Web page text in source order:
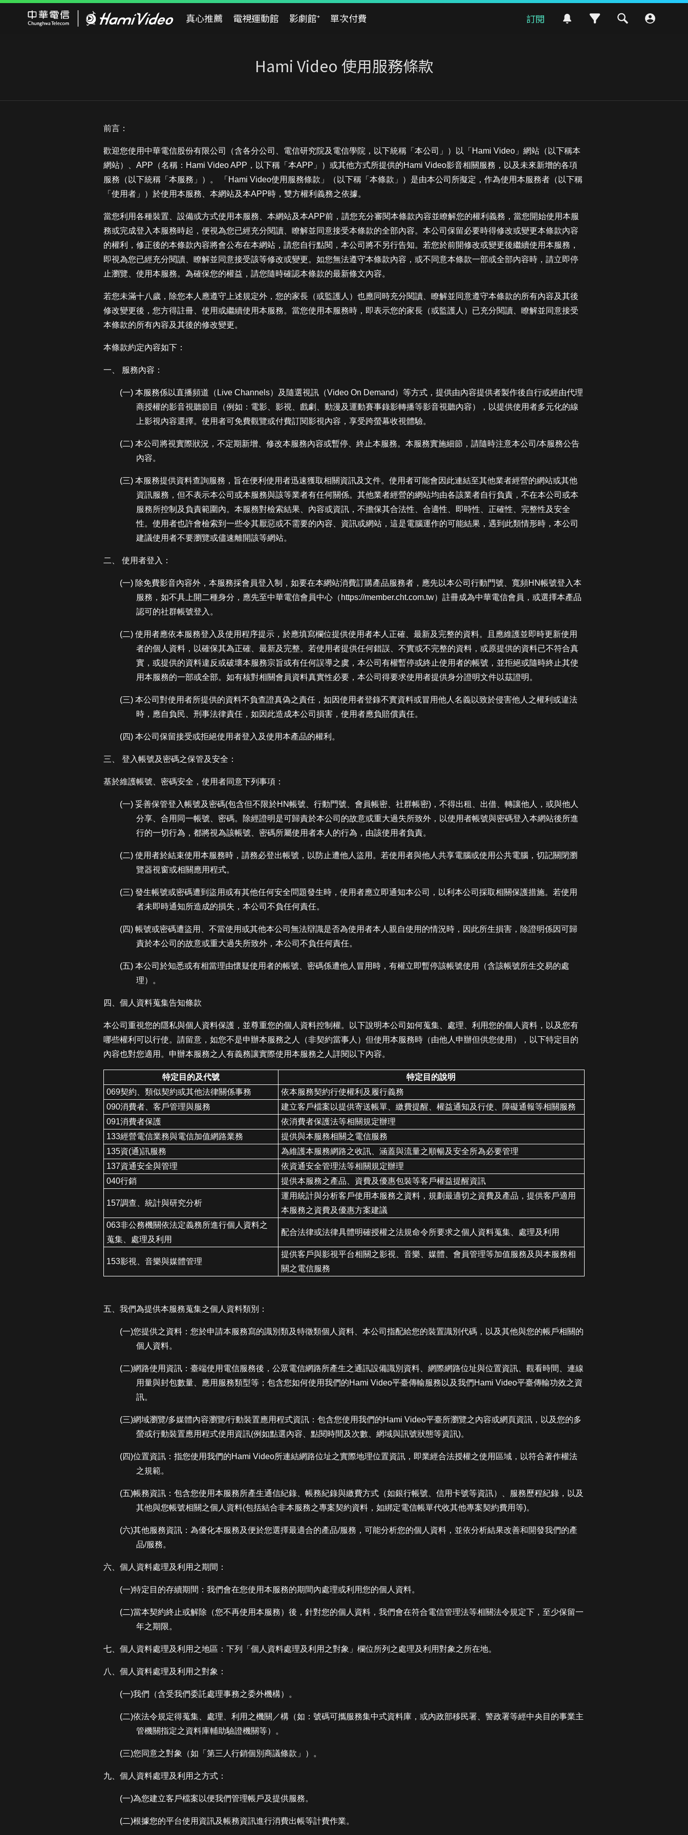
真心推薦 電視運動館 影劇館⁺ 單次付費 訂閱
Hami Video 使用服務條款
前言：
歡迎您使用中華電信股份有限公司（含各分公司、電信研究院及電信學院，以下統稱「本公司」）以「Hami Video」網站（以下稱本
網站）、APP（名稱：Hami Video APP，以下稱「本APP」）或其他方式所提供的Hami Video影音相關服務，以及未來新增的各項
服務（以下統稱「本服務」）。 「Hami Video使用服務條款」（以下稱「本條款」）是由本公司所擬定，作為使用本服務者（以下稱
「使用者」）於使用本服務、本網站及本APP時，雙方權利義務之依據。
當您利用各種裝置、設備或方式使用本服務、本網站及本APP前，請您充分審閱本條款內容並瞭解您的權利義務，當您開始使用本服
務或完成登入本服務時起，便視為您已經充分閱讀、瞭解並同意接受本條款的全部內容。本公司保留必要時得修改或變更本條款內容
的權利，修正後的本條款內容將會公布在本網站，請您自行點閱，本公司將不另行告知。若您於前開修改或變更後繼續使用本服務，
即視為您已經充分閱讀、瞭解並同意接受該等修改或變更。如您無法遵守本條款內容，或不同意本條款一部或全部內容時，請立即停
止瀏覽、使用本服務。為確保您的權益，請您隨時確認本條款的最新條文內容。
若您未滿十八歲，除您本人應遵守上述規定外，您的家長（或監護人）也應同時充分閱讀、瞭解並同意遵守本條款的所有內容及其後
修改變更後，您方得註冊、使用或繼續使用本服務。當您使用本服務時，即表示您的家長（或監護人）已充分閱讀、瞭解並同意接受
本條款的所有內容及其後的修改變更。
本條款約定內容如下：
一、 服務內容：
(一) 本服務係以直播頻道（Live Channels）及隨選視訊（Video On Demand）等方式，提供由內容提供者製作後自行或經由代理
商授權的影音視聽節目（例如：電影、影視、戲劇、動漫及運動賽事錄影轉播等影音視聽內容），以提供使用者多元化的線
上影視內容選擇。使用者可免費觀覽或付費訂閱影視內容，享受跨螢幕收視體驗。
(二) 本公司將視實際狀況，不定期新增、修改本服務內容或暫停、終止本服務。本服務實施細節，請隨時注意本公司/本服務公告
內容。
(三) 本服務提供資料查詢服務，旨在便利使用者迅速獲取相關資訊及文件。使用者可能會因此連結至其他業者經營的網站或其他
資訊服務，但不表示本公司或本服務與該等業者有任何關係。其他業者經營的網站均由各該業者自行負責，不在本公司或本
服務所控制及負責範圍內。本服務對檢索結果、內容或資訊，不擔保其合法性、合適性、即時性、正確性、完整性及安全
性。使用者也許會檢索到一些令其厭惡或不需要的內容、資訊或網站，這是電腦運作的可能結果，遇到此類情形時，本公司
建議使用者不要瀏覽或儘速離開該等網站。
二、 使用者登入：
(一) 除免費影音內容外，本服務採會員登入制，如要在本網站消費訂購產品服務者，應先以本公司行動門號、寬頻HN帳號登入本
服務，如不具上開二種身分，應先至中華電信會員中心（https://member.cht.com.tw）註冊成為中華電信會員，或選擇本產品
認可的社群帳號登入。
(二) 使用者應依本服務登入及使用程序提示，於應填寫欄位提供使用者本人正確、最新及完整的資料。且應維護並即時更新使用
者的個人資料，以確保其為正確、最新及完整。若使用者提供任何錯誤、不實或不完整的資料，或原提供的資料已不符合真
實，或提供的資料違反或破壞本服務宗旨或有任何誤導之虞，本公司有權暫停或終止使用者的帳號，並拒絕或隨時終止其使
用本服務的一部或全部。如有核對相關會員資料真實性必要，本公司得要求使用者提供身分證明文件以茲證明。
(三) 本公司對使用者所提供的資料不負查證真偽之責任，如因使用者登錄不實資料或冒用他人名義以致於侵害他人之權利或違法
時，應自負民、刑事法律責任，如因此造成本公司損害，使用者應負賠償責任。
(四) 本公司保留接受或拒絕使用者登入及使用本產品的權利。
三、 登入帳號及密碼之保管及安全：
基於維護帳號、密碼安全，使用者同意下列事項：
(一) 妥善保管登入帳號及密碼(包含但不限於HN帳號、行動門號、會員帳密、社群帳密)，不得出租、出借、轉讓他人，或與他人
分享、合用同一帳號、密碼。除經證明是可歸責於本公司的故意或重大過失所致外，以使用者帳號與密碼登入本網站後所進
行的一切行為，都將視為該帳號、密碼所屬使用者本人的行為，由該使用者負責。
(二) 使用者於結束使用本服務時，請務必登出帳號，以防止遭他人盜用。若使用者與他人共享電腦或使用公共電腦，切記關閉瀏
覽器視窗或相關應用程式。
(三) 發生帳號或密碼遭到盜用或有其他任何安全問題發生時，使用者應立即通知本公司，以利本公司採取相關保護措施。若使用
者未即時通知所造成的損失，本公司不負任何責任。
(四) 帳號或密碼遭盜用、不當使用或其他本公司無法辯識是否為使用者本人親自使用的情況時，因此所生損害，除證明係因可歸
責於本公司的故意或重大過失所致外，本公司不負任何責任。
(五) 本公司於知悉或有相當理由懷疑使用者的帳號、密碼係遭他人冒用時，有權立即暫停該帳號使用（含該帳號所生交易的處
理）。
四、個人資料蒐集告知條款
本公司重視您的隱私與個人資料保護，並尊重您的個人資料控制權。以下說明本公司如何蒐集、處理、利用您的個人資料，以及您有
哪些權利可以行使。請留意，如您不是申辦本服務之人（非契約當事人）但使用本服務時（由他人申辦但供您使用），以下特定目的
內容也對您適用。申辦本服務之人有義務讓實際使用本服務之人詳閱以下內容。
特定目的及代號
特定目的說明
069契約、類似契約或其他法律關係事務
依本服務契約行使權利及履行義務
090消費者、客戶管理與服務
建立客戶檔案以提供寄送帳單、繳費提醒、權益通知及行使、障礙通報等相關服務
091消費者保護
依消費者保護法等相關規定辦理
133經營電信業務與電信加值網路業務
提供與本服務相關之電信服務
135資(通)訊服務
為維護本服務網路之收訊、涵蓋與流量之順暢及安全所為必要管理
137資通安全與管理
依資通安全管理法等相關規定辦理
040行銷
提供本服務之產品、資費及優惠包裝等客戶權益提醒資訊
157調查、統計與研究分析
運用統計與分析客戶使用本服務之資料，規劃最適切之資費及產品，提供客戶適用
本服務之資費及優惠方案建議
063非公務機關依法定義務所進行個人資料之
蒐集、處理及利用
配合法律或法律具體明確授權之法規命令所要求之個人資料蒐集、處理及利用
153影視、音樂與媒體管理
提供客戶與影視平台相關之影視、音樂、媒體、會員管理等加值服務及與本服務相
關之電信服務
五、我們為提供本服務蒐集之個人資料類別：
(一)您提供之資料：您於申請本服務寫的識別類及特徵類個人資料、本公司指配給您的裝置識別代碼，以及其他與您的帳戶相關的
個人資料。
(二)網路使用資訊：臺端使用電信服務後，公眾電信網路所產生之通訊設備識別資料、網際網路位址與位置資訊、觀看時間、連線
用量與封包數量、應用服務類型等；包含您如何使用我們的Hami Video平臺傳輸服務以及我們Hami Video平臺傳輸功效之資
訊。
(三)網域瀏覽/多媒體內容瀏覽/行動裝置應用程式資訊：包含您使用我們的Hami Video平臺所瀏覽之內容或網頁資訊，以及您的多
螢或行動裝置應用程式使用資訊(例如點選內容、點閱時間及次數、網域與訊號狀態等資訊)。
(四)位置資訊：指您使用我們的Hami Video所連結網路位址之實際地理位置資訊，即業經合法授權之使用區域，以符合著作權法
之規範。
(五)帳務資訊：包含您使用本服務所產生通信紀錄、帳務紀錄與繳費方式（如銀行帳號、信用卡號等資訊）、服務歷程紀錄，以及
其他與您帳號相關之個人資料(包括結合非本服務之專案契約資料，如綁定電信帳單代收其他專案契約費用等)。
(六)其他服務資訊：為優化本服務及便於您選擇最適合的產品/服務，可能分析您的個人資料，並依分析結果改善和開發我們的產
品/服務。
六、個人資料處理及利用之期間：
(一)特定目的存續期間：我們會在您使用本服務的期間內處理或利用您的個人資料。
(二)當本契約終止或解除（您不再使用本服務）後，針對您的個人資料，我們會在符合電信管理法等相關法令規定下，至少保留一
年之期限。
七、個人資料處理及利用之地區：下列「個人資料處理及利用之對象」欄位所列之處理及利用對象之所在地。
八、個人資料處理及利用之對象：
(一)我們（含受我們委託處理事務之委外機構）。
(二)依法令規定得蒐集、處理、利用之機關／構（如：號碼可攜服務集中式資料庫，或內政部移民署、警政署等經中央目的事業主
管機關指定之資料庫輔助驗證機關等）。
(三)您同意之對象（如「第三人行銷個別商議條款」）。
九、個人資料處理及利用之方式：
(一)為您建立客戶檔案以便我們管理帳戶及提供服務。
(二)根據您的平台使用資訊及帳務資訊進行消費出帳等計費作業。